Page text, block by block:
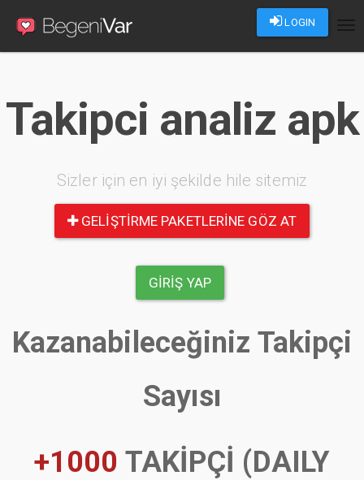
LOGIN
Takipci analiz apk
Sizler için en iyi şekilde hile sitemiz
GELIŞTIRME PAKETLERINE GÖZ AT
GIRIŞ YAP
Kazanabileceğiniz Takipçi
Sayısı
+1000 TAKİPÇİ (DAILY